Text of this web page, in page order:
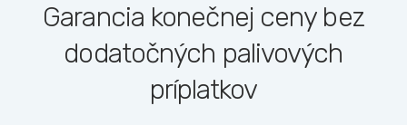
Garancia konečnej ceny bez
dodatočných palivových
príplatkov